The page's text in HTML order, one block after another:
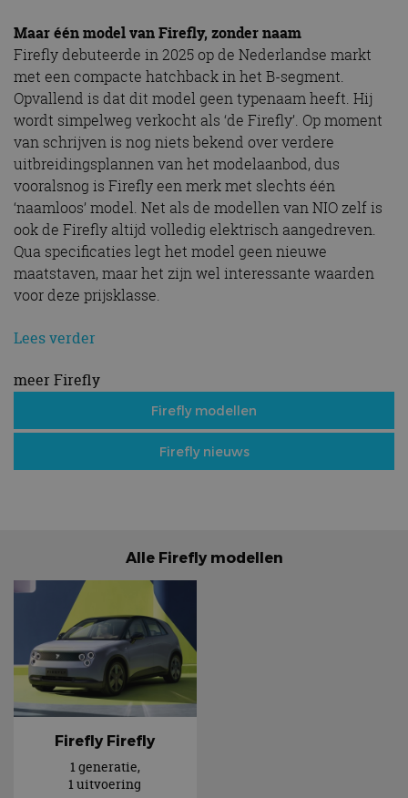
Maar één model van Firefly, zonder naam
Firefly debuteerde in 2025 op de Nederlandse markt
met een compacte hatchback in het B-segment.
Opvallend is dat dit model geen typenaam heeft. Hij
wordt simpelweg verkocht als ‘de Firefly’. Op moment
van schrijven is nog niets bekend over verdere
uitbreidingsplannen van het modelaanbod, dus
vooralsnog is Firefly een merk met slechts één
‘naamloos’ model. Net als de modellen van NIO zelf is
ook de Firefly altijd volledig elektrisch aangedreven.
Qua specificaties legt het model geen nieuwe
maatstaven, maar het zijn wel interessante waarden
voor deze prijsklasse.
Lees verder
meer Firefly
Firefly modellen
Firefly nieuws
Alle Firefly modellen
Firefly Firefly
1 generatie,
1 uitvoering